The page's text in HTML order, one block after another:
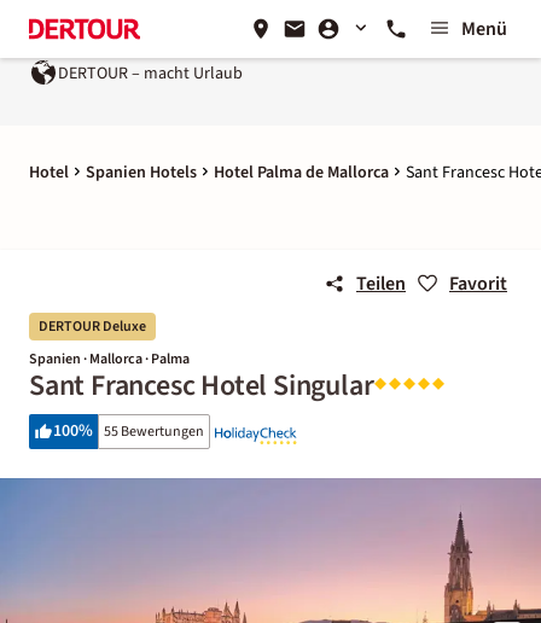
Menü
DERTOUR – macht Urlaub
Hotel Spanien Hotels Hotel Palma de Mallorca Sant Francesc
Teilen Favorit
DERTOUR Deluxe
Spanien · Mallorca · Palma
Sant Francesc Hotel Singular
100% 55 Bewertungen